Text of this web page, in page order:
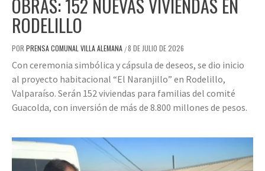
OBRAS: 152 NUEVAS VIVIENDAS EN
RODELILLO
POR PRENSA COMUNAL VILLA ALEMANA /8 DE JULIO DE 2026
Con ceremonia simbólica y cápsula de deseos, se dio inicio
al proyecto habitacional “El Naranjillo” en Rodelillo,
Valparaíso. Serán 152 viviendas para familias del comité
Guacolda, con inversión de más de 8.800 millones de pesos.